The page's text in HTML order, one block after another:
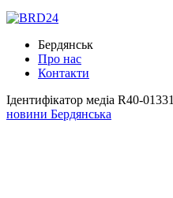
Бердянськ
Про нас
Контакти
Ідентифікатор медіа R40-01331
новини Бердянська